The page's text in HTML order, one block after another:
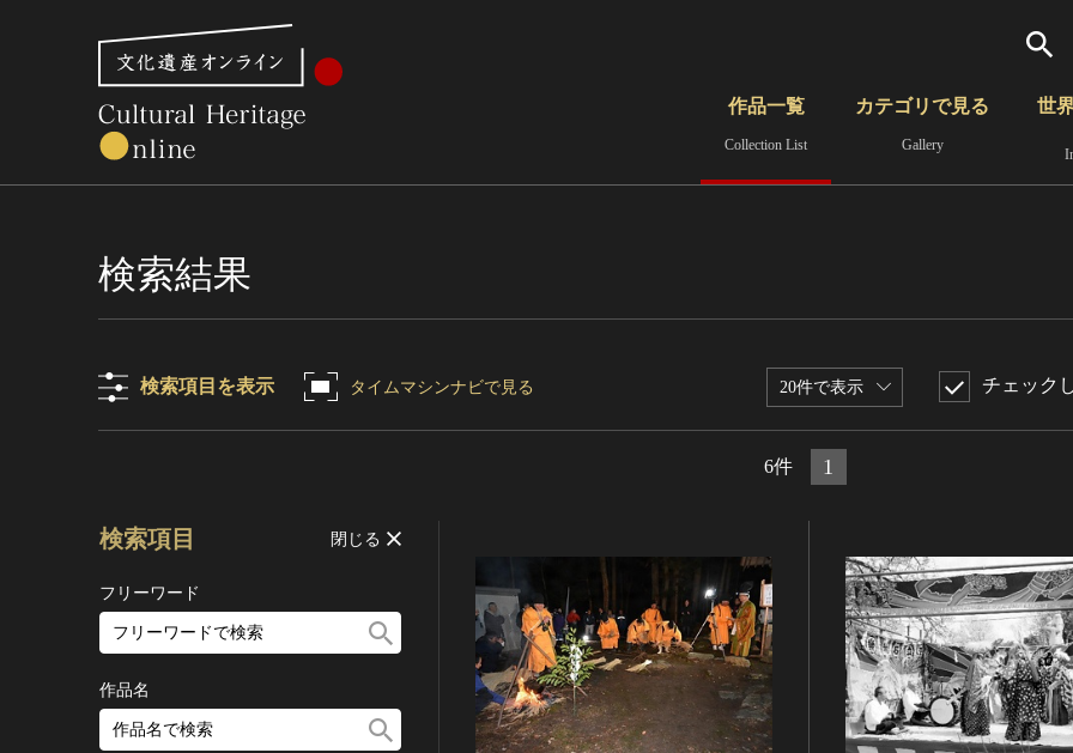
さらに詳細検索
作品一覧
Collection List
カテゴリで見る
Gallery
世
検索結果
検索項目を表示 タイムマシンナビで見る 20件で表示 チェック
6件 1
検索項目 閉じる
フリーワード
作品名